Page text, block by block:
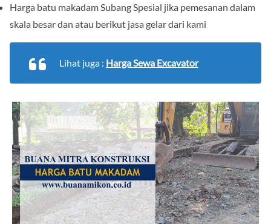
Harga batu makadam Subang Spesial jika pemesanan dalam
skala besar dan atau berikut jasa gelar dari kami
Lihat juga : Harga Sewa Excavator